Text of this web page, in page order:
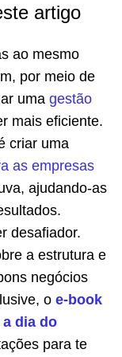
artigo
ao mesmo
por meio de
uma gestão
mais eficiente.
criar uma
as empresas
ajudando-as
desafiador.
a estrutura e
negócios
o e-book
dia do
para te